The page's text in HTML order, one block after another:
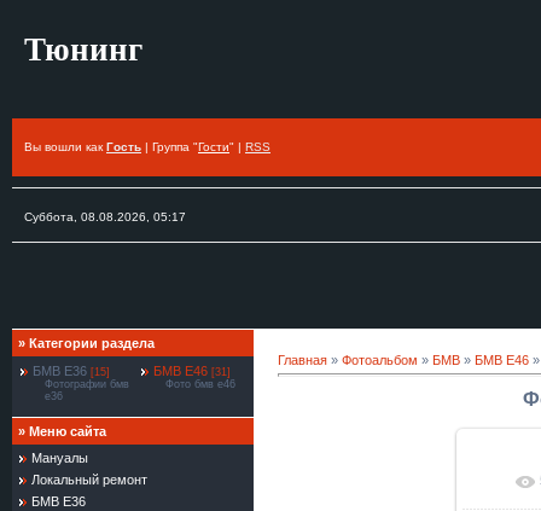
Тюнинг
Вы вошли как Гость | Группа "Гости" | RSS
Суббота, 08.08.2026, 05:17
» Категории раздела
БМВ Е36 [15]
Фотографии бмв
е36
БМВ Е46 [31]
Фото бмв е46
» Меню сайта
Мануалы
Локальный ремонт
БМВ Е36
Главная » Фотоальбом » БМВ » БМВ Е46
В